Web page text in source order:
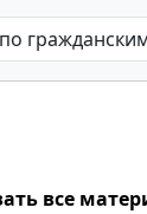
все